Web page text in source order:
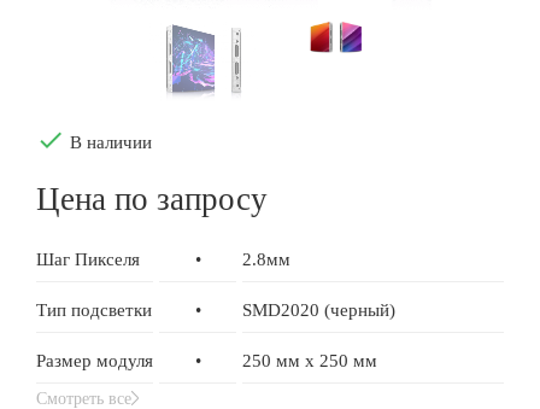
done В наличии
Цена по запросу
Шаг Пикселя • 2.8мм
Тип подсветки • SMD2020 (черный)
Размер модуля • 250 мм x 250 мм
Смотреть все